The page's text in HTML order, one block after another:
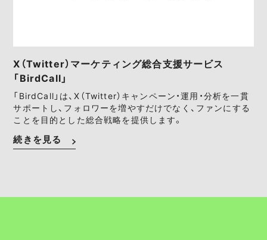
X（Twitter）マーケティング総合支援サービス
「BirdCall」
「BirdCall」は、X（Twitter）キャンペーン・運用・分析を一貫
サポートし、フォロワーを増やすだけでなく、ファンにする
ことを目的とした総合戦略を提供します。
続きを見る